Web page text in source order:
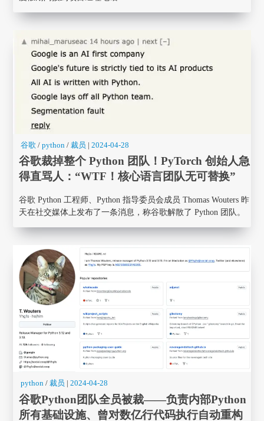
谷歌 / python / 裁员 |2024-04-28
谷歌裁掉整个 Python 团队！PyTorch 创始人急
得直骂人：“WTF！核心语言团队无可替换”
谷歌 Python 工程师、Python 指导委员会成员 Thomas Wouters 昨
天在社交媒体上发布了一条消息，称谷歌解散了 Python 团队。
python / 裁员 |2024-04-28
谷歌Python团队全员被裁——负责内部Python
所有基础设施、曾对数亿行代码执行自动重构